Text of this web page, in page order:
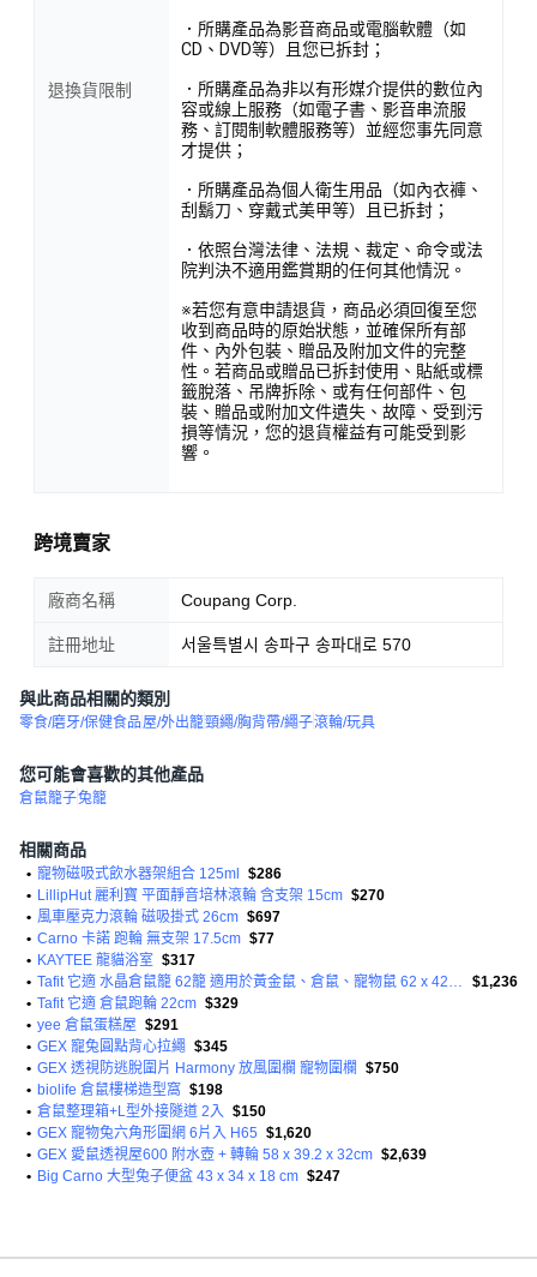
退換貨限制
．所購產品為影音商品或電腦軟體（如
CD、DVD等）且您已拆封；
．所購產品為非以有形媒介提供的數位內
容或線上服務（如電子書、影音串流服
務、訂閱制軟體服務等）並經您事先同意
才提供；
．所購產品為個人衛生用品（如內衣褲、
刮鬍刀、穿戴式美甲等）且已拆封；
．依照台灣法律、法規、裁定、命令或法
院判決不適用鑑賞期的任何其他情況。
※若您有意申請退貨，商品必須回復至您
收到商品時的原始狀態，並確保所有部
件、內外包裝、贈品及附加文件的完整
性。若商品或贈品已拆封使用、貼紙或標
籤脫落、吊牌拆除、或有任何部件、包
裝、贈品或附加文件遺失、故障、受到污
損等情況，您的退貨權益有可能受到影
響。
跨境賣家
廠商名稱 Coupang Corp.
註冊地址 서울특별시 송파구 송파대로 570
與此商品相關的類別
零食/磨牙/保健食品 屋/外出籠頸繩/胸背帶/繩子滾輪/玩具
您可能會喜歡的其他產品
倉鼠籠子兔籠
相關商品
• 寵物磁吸式飲水器架組合 125ml $286
• LillipHut 麗利寶 平面靜音培林滾輪 含支架 15cm $270
• 風車壓克力滾輪 磁吸掛式 26cm $697
• Carno 卡諾 跑輪 無支架 17.5cm $77
• KAYTEE 龍貓浴室 $317
•
$1,236
• Tafit 它適 倉鼠跑輪 22cm $329
• yee 倉鼠蛋糕屋 $291
• GEX 寵兔圓點背心拉繩 $345
• GEX 透視防逃脫圍片 Harmony 放風圍欄 寵物圍欄 $750
• biolife 倉鼠樓梯造型窩 $198
• 倉鼠整理箱+L型外接隧道 2入
$150
• GEX 寵物兔六角形圍網 6片入 H65 $1,620
• GEX 愛鼠透視屋600 附水壺 + 轉輪 58 x 39.2 x 32cm $2,639
• Big Carno 大型兔子便盆 43 x 34 x 18 cm $247